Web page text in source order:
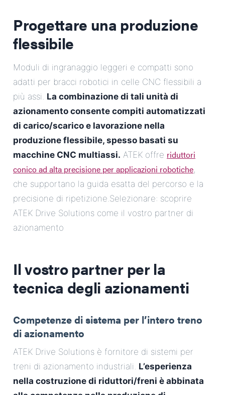
Progettare una produzione
flessibile
Moduli di ingranaggio leggeri e compatti sono
adatti per bracci robotici in celle CNC flessibili a
più assi. La combinazione di tali unità di
azionamento consente compiti automatizzati
di carico/scarico e lavorazione nella
produzione flessibile, spesso basati su
macchine CNC multiassi. ATEK offre riduttori
conico ad alta precisione per applicazioni robotiche,
che supportano la guida esatta del percorso e la
precisione di ripetizione.Selezionare: scoprire
ATEK Drive Solutions come il vostro partner di
azionamento
Il vostro partner per la
tecnica degli azionamenti
Competenze di sistema per l’intero treno
di azionamento
ATEK Drive Solutions è fornitore di sistemi per
treni di azionamento industriali. L’esperienza
nella costruzione di riduttori/freni è abbinata